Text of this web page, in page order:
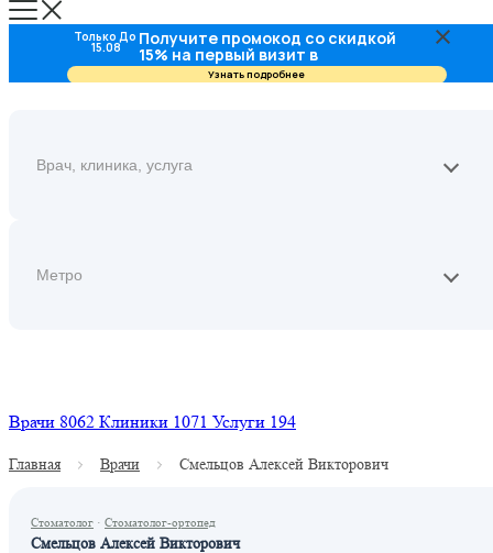
Врачи 8062 Клиники 1071 Услуги 194
Главная Врачи Смельцов Алексей Викторович
Стоматолог · Стоматолог-ортопед
Смельцов Алексей Викторович
Только До
15.08 Получите промокод со скидкой
15% на первый визит в
стоматологию
Узнать подробнее